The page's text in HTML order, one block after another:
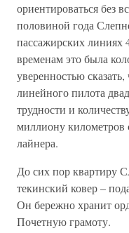
ориентироваться без
половиной года
пассажирских линиях
временам это была
уверенностью
линейного пилота
трудности и
миллиону километров
лайнера.
До сих пор квартиру
текинский ковер –
Он бережно хранит
Почетную грамоту.